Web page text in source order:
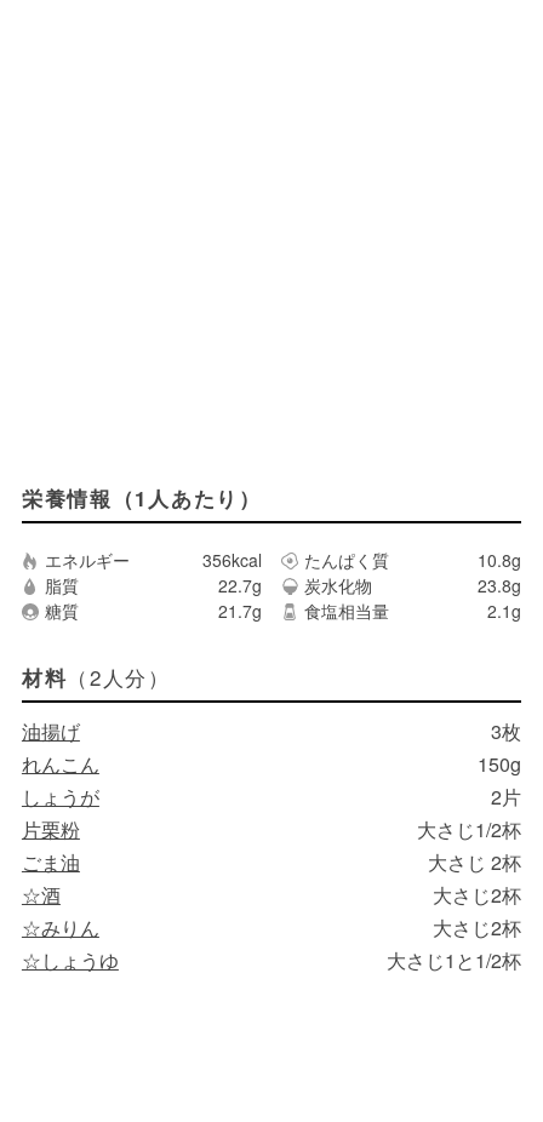
栄養情報（1人あたり）
エネルギー 356kcal たんぱく質
10.8g
脂質
22.7g 炭水化物
23.8g
糖質
21.7g 食塩相当量 2.1g
材料 （2人分）
油揚げ
3枚
れんこん
150g
しょうが
2片
片栗粉
大さじ1/2杯
ごま油
大さじ 2杯
☆酒
大さじ2杯
☆みりん
大さじ2杯
☆しょうゆ
大さじ1と1/2杯